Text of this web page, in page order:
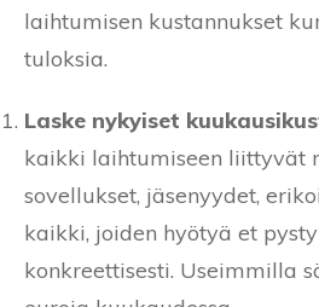
laihtumisen kustannukset
tuloksia.
Laske nykyiset
kaikki laihtumiseen liittyvät
sovellukset, jäsenyydet,
kaikki, joiden hyötyä et
konkreettisesti. Useimmilla